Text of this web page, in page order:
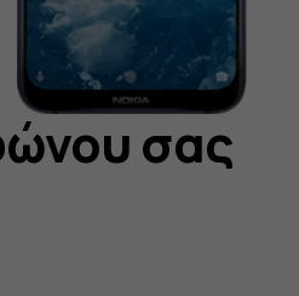
σας